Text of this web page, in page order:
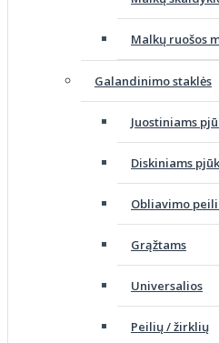
Malkų ruošos
Galandinimo staklės
Juostiniams
Diskiniams
Obliavimo
Grąžtams
Universalios
Peilių / žirklių